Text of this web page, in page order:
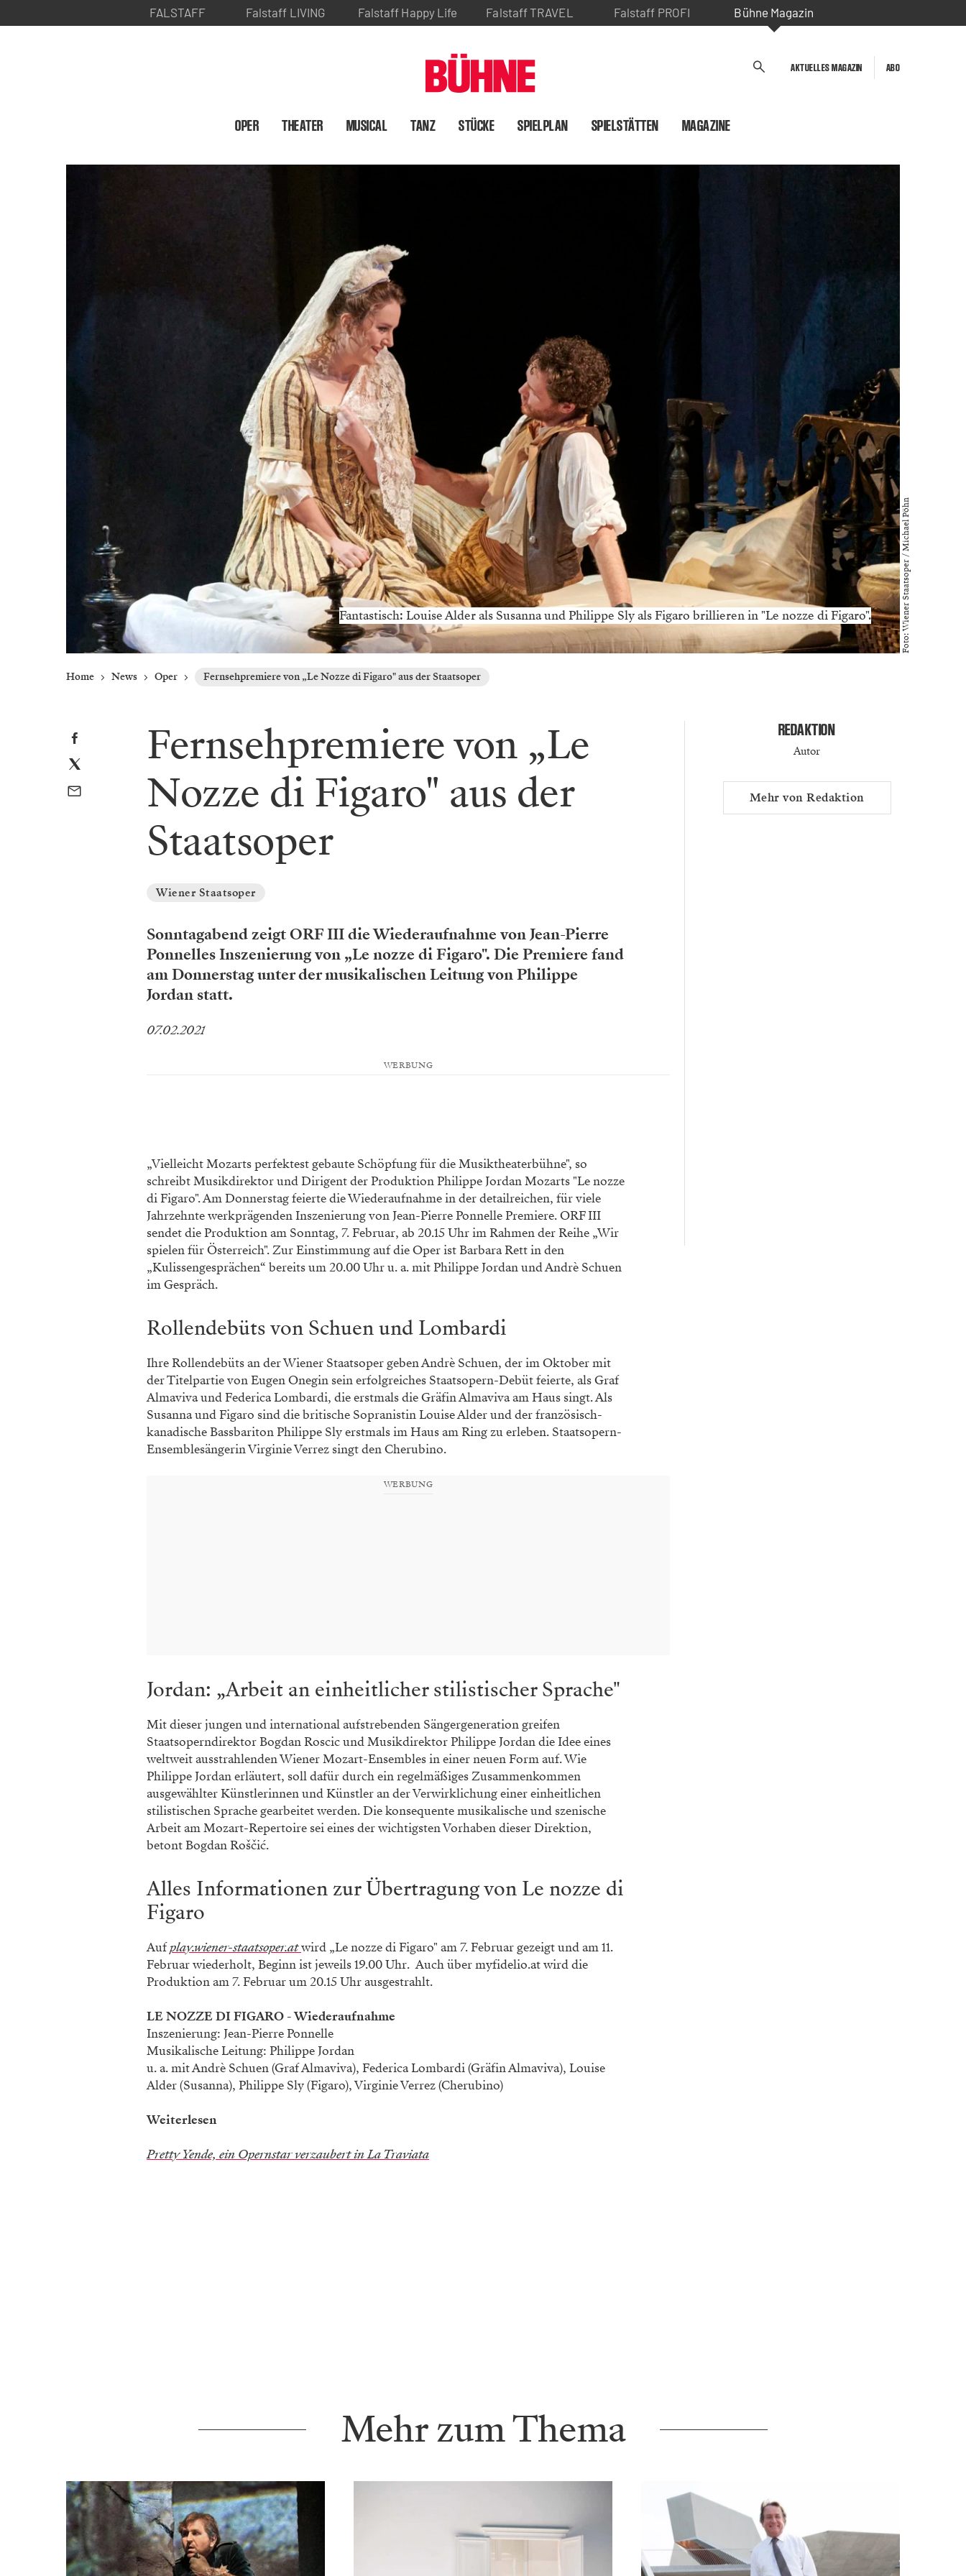
FALSTAFF Falstaff LIVING Falstaff Happy Life Falstaff TRAVEL Falstaff PROFI Bühne Magazin
AKTUELLES MAGAZIN ABO
OPER THEATER MUSICAL TANZ STÜCKE SPIELPLAN SPIELSTÄTTEN MAGAZINE
Fantastisch: Louise Alder als Susanna und Philippe Sly als Figaro brillieren in "Le nozze di Figaro". Foto: Wiener Staatsoper / Michael Pöhn
Home News Oper Fernsehpremiere von „Le Nozze di Figaro" aus der Staatsoper
Fernsehpremiere von „Le
Nozze di Figaro" aus der
Staatsoper
Wiener Staatsoper
Sonntagabend zeigt ORF III die Wiederaufnahme von Jean-Pierre
Ponnelles Inszenierung von „Le nozze di Figaro". Die Premiere fand
am Donnerstag unter der musikalischen Leitung von Philippe
Jordan statt.
07.02.2021
WERBUNG
„Vielleicht Mozarts perfektest gebaute Schöpfung für die Musiktheaterbühne", so
schreibt Musikdirektor und Dirigent der Produktion Philippe Jordan Mozarts "Le nozze
di Figaro". Am Donnerstag feierte die Wiederaufnahme in der detailreichen, für viele
Jahrzehnte werkprägenden Inszenierung von Jean-Pierre Ponnelle Premiere. ORF III
sendet die Produktion am Sonntag, 7. Februar, ab 20.15 Uhr im Rahmen der Reihe „Wir
spielen für Österreich". Zur Einstimmung auf die Oper ist Barbara Rett in den
„Kulissengesprächen“ bereits um 20.00 Uhr u. a. mit Philippe Jordan und Andrè Schuen
im Gespräch.
Rollendebüts von Schuen und Lombardi
Ihre Rollendebüts an der Wiener Staatsoper geben Andrè Schuen, der im Oktober mit
der Titelpartie von Eugen Onegin sein erfolgreiches Staatsopern-Debüt feierte, als Graf
Almaviva und Federica Lombardi, die erstmals die Gräfin Almaviva am Haus singt. Als
Susanna und Figaro sind die britische Sopranistin Louise Alder und der französisch-
kanadische Bassbariton Philippe Sly erstmals im Haus am Ring zu erleben. Staatsopern-
Ensemblesängerin Virginie Verrez singt den Cherubino.
WERBUNG
Jordan: „Arbeit an einheitlicher stilistischer Sprache"
Mit dieser jungen und international aufstrebenden Sängergeneration greifen
Staatsoperndirektor Bogdan Roscic und Musikdirektor Philippe Jordan die Idee eines
weltweit ausstrahlenden Wiener Mozart-Ensembles in einer neuen Form auf. Wie
Philippe Jordan erläutert, soll dafür durch ein regelmäßiges Zusammenkommen
ausgewählter Künstlerinnen und Künstler an der Verwirklichung einer einheitlichen
stilistischen Sprache gearbeitet werden. Die konsequente musikalische und szenische
Arbeit am Mozart-Repertoire sei eines der wichtigsten Vorhaben dieser Direktion,
betont Bogdan Roščić.
Alles Informationen zur Übertragung von Le nozze di
Figaro
Aufplay.wiener-staatsoper.atwird „Le nozze di Figaro" am 7. Februar gezeigt und am 11.
Februar wiederholt, Beginn ist jeweils 19.00 Uhr. Auch über myfidelio.at wird die
Produktion am 7. Februar um 20.15 Uhr ausgestrahlt.
LE NOZZE DI FIGARO - Wiederaufnahme
Inszenierung: Jean-Pierre Ponnelle
Musikalische Leitung: Philippe Jordan
u. a. mit Andrè Schuen (Graf Almaviva), Federica Lombardi (Gräfin Almaviva), Louise
Alder (Susanna), Philippe Sly (Figaro), Virginie Verrez (Cherubino)
Weiterlesen
Pretty Yende, ein Opernstar verzaubert in La Traviata
REDAKTION
Autor
Mehr von Redaktion
Mehr zum Thema